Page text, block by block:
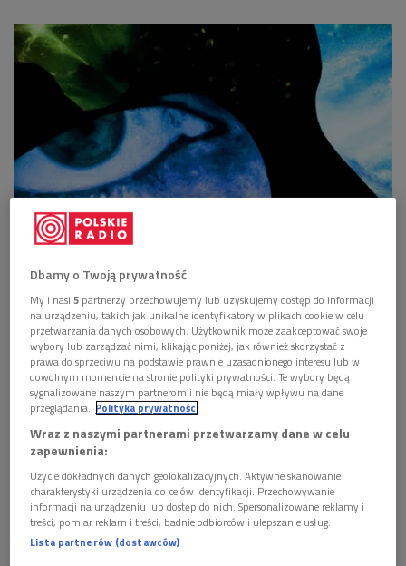
2022” Foto: AI
„Dziś, w kulturze zachodniej, uznajemy śnienie za zjawisko
związane z własnym ja, ale nie nadajemy temu doświadczeniu
takiego samego statusu jak rzeczywistości na jawie, a zatem
nie integrujemy w pełni doświadczeń sennych z naszymi
innymi wspomnieniami. Jednakże, ponieważ sama
rzeczywistość jest nieokreśloną koncepcją, na którą wpływają
procesy wyobrażeniowe i symboliczne, istnieją kultury inne niż
nasza, w których czuwanie, śnienie i różne doświadczenia
pośrednie, choć mogą być rozróżniane, mogą nie być
uporządkowane zgodnie z prostą opozycyjną dychotomią
realnego kontra nierealnego lub rzeczywistości kontra
fantazji” – Barbara Tedlock, „Dreaming and dream research”.
Dbamy o Twoją prywatność
My i nasi5 partnerzy przechowujemy lub uzyskujemy dostęp do informacji
na urządzeniu, takich jak unikalne identyfikatory w plikach cookie w celu
przetwarzania danych osobowych. Użytkownik może zaakceptować swoje
wybory lub zarządzać nimi, klikając poniżej, jak również skorzystać z
prawa do sprzeciwu na podstawie prawnie uzasadnionego interesu lub w
dowolnym momencie na stronie polityki prywatności. Te wybory będą
sygnalizowane naszym partnerom i nie będą miały wpływu na dane
przeglądania. Polityka prywatności
Wraz z naszymi partnerami przetwarzamy dane w celu
zapewnienia:
Użycie dokładnych danych geolokalizacyjnych. Aktywne skanowanie
charakterystyki urządzenia do celów identyfikacji. Przechowywanie
informacji na urządzeniu lub dostęp do nich. Spersonalizowane reklamy i
treści, pomiar reklam i treści, badnie odbiorców i ulepszanie usług.
Lista partnerów (dostawców)